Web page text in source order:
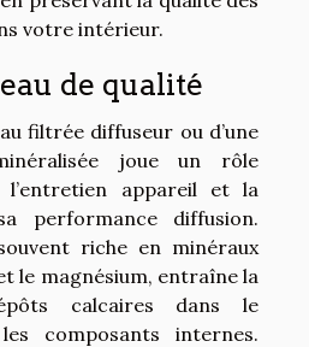
votre intérieur.
de qualité
filtrée diffuseur ou d’une
joue un rôle
l’entretien appareil et la
performance diffusion.
riche en minéraux
le magnésium, entraîne la
calcaires dans le
composants internes.